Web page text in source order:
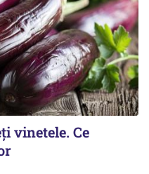
vinetele. Ce